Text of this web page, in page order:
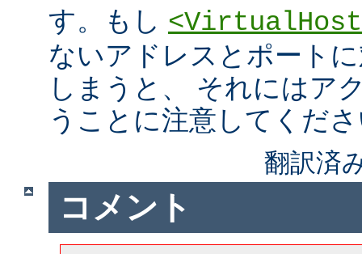
す。もし
ないアドレスとポート
しまうと、 それにはア
うことに注意してくだ
翻訳済
コメント